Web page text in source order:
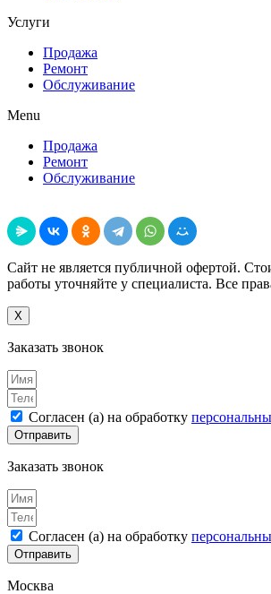
Услуги
Продажа
Ремонт
Обслуживание
Menu
Продажа
Ремонт
Обслуживание
Сайт не является публичной офертой.
работы уточняйте у специалиста. Все
X
Заказать звонок
Согласен (а) на обработку
Отправить
Заказать звонок
Согласен (а) на обработку
Отправить
Москва